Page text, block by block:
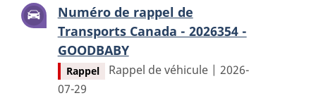
Numéro de rappel de
Transports Canada - 2026354 -
GOODBABY
Rappel
Rappel de véhicule | 2026-
07-29